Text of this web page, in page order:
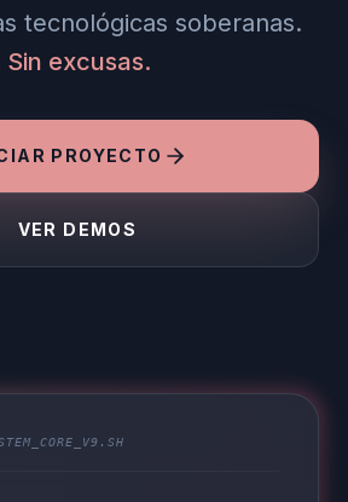
tecnológicas soberanas.
excusas.
PROYECTO
VER DEMOS